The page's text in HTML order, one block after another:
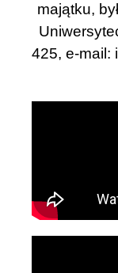
majątku,
425, e-mail: